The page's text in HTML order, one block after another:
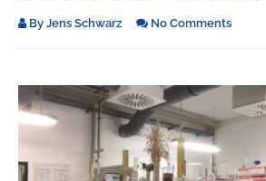
By Jens Schwarz No Comments